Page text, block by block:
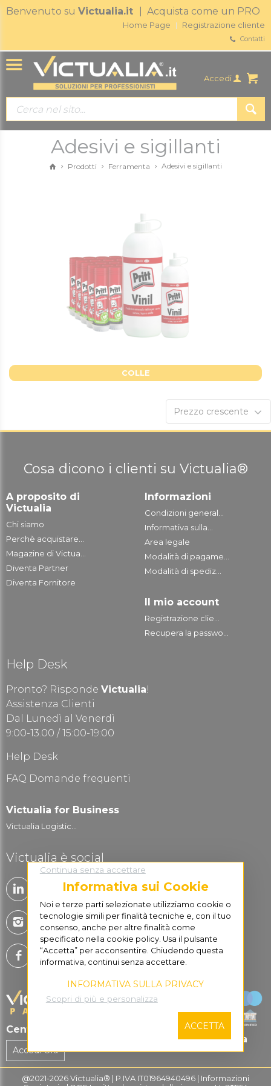
Benvenuto su Victualia.it | Acquista come un PRO
Home Page Registrazione cliente
Contatti
Accedi
Adesivi e sigillanti
Prodotti Ferramenta Adesivi e sigillanti
COLLE
Prezzo crescente
Cosa dicono i clienti su Victualia®
A proposito di
Victualia
Chi siamo
Perchè acquistare...
Magazine di Victua...
Diventa Partner
Diventa Fornitore
Informazioni
Condizioni general...
Informativa sulla...
Area legale
Modalità di pagame...
Modalità di spediz...
Il mio account
Registrazione clie...
Recupera la passwo...
Help Desk
Pronto? Risponde Victualia!
Assistenza Clienti
Dal Lunedì al Venerdì
9:00-13.00 / 15:00-19:00
Help Desk
FAQ Domande frequenti
Victualia for Business
Victualia Logistic...
Victualia è social
Centro di Supporto
Accedi Ora
Pagare in sicurezza
@2021-2026 Victualia® | P.IVA IT01964940496 | Informazioni
Continua senza accettare
Informativa sui Cookie
Noi e terze parti selezionate utilizziamo cookie o
tecnologie simili per finalità tecniche e, con il tuo
consenso, anche per altre finalità come
specificato nella cookie policy. Usa il pulsante
“Accetta” per acconsentire. Chiudendo questa
informativa, continui senza accettare.
INFORMATIVA SULLA PRIVACY
Scopri di più e personalizza
ACCETTA